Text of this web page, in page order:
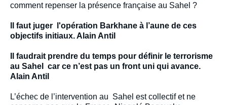
comment repenser la présence française au Sahel ?
ll faut juger l'opération Barkhane à l’aune de ces
objectifs initiaux. Alain Antil
Il faudrait prendre du temps pour définir le terrorisme
au Sahel car ce n’est pas un front uni qui avance.
Alain Antil
L’échec de l’intervention au Sahel est collectif et ne